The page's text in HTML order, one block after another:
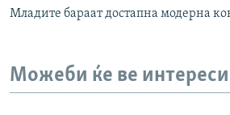
Младите бараат достапна модерна
Можеби ќе ве